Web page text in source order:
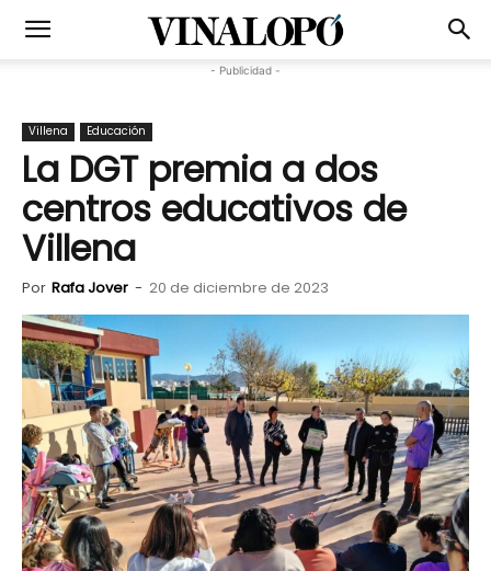
- Publicidad -
Villena Educación
La DGT premia a dos
centros educativos de
Villena
Por Rafa Jover - 20 de diciembre de 2023